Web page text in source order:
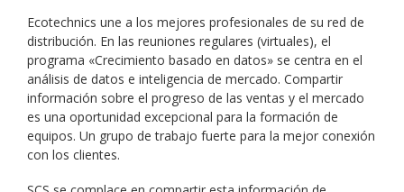
Ecotechnics une a los mejores profesionales de su red de
distribución. En las reuniones regulares (virtuales), el
programa «Crecimiento basado en datos» se centra en el
análisis de datos e inteligencia de mercado. Compartir
información sobre el progreso de las ventas y el mercado
es una oportunidad excepcional para la formación de
equipos. Un grupo de trabajo fuerte para la mejor conexión
con los clientes.